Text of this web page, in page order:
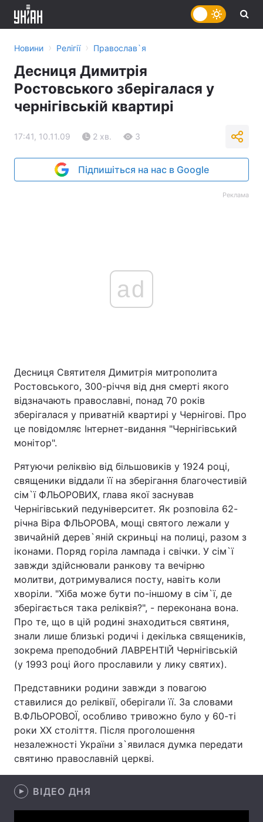
Головна Війна
Україна Політика
Економіка Світ
Спорт Наука
Зброя Інциденти
Здоров'я Туризм
Цікавинки Погода
Екологія
Лонгріди
Новини › Релігії › Православ`я
Десниця Димитрія
Ростовського зберігалася у
чернігівській квартирі
17:41, 10.11.09 2 хв. 3
Підпишіться на нас в Google
Реклама
ad
Десниця Святителя Димитрія митрополита
Ростовського, 300-річчя від дня смерті якого
відзначають православні, понад 70 років
зберігалася у приватній квартирі у Чернігові. Про
це повідомляє Інтернет-видання "Чернігівський
монітор".
Рятуючи реліквію від більшовиків у 1924 році,
священики віддали її на зберігання благочестивій
сім`ї ФЛЬОРОВИХ, глава якої заснував
Чернігівський педуніверситет. Як розповіла 62-
річна Віра ФЛЬОРОВА, мощі святого лежали у
звичайній дерев`яній скриньці на полиці, разом з
іконами. Поряд горіла лампада і свічки. У сім`ї
завжди здійснювали ранкову та вечірню
молитви, дотримувалися посту, навіть коли
хворіли. "Хіба може бути по-іншому в сім`ї, де
зберігається така реліквія?", - переконана вона.
Про те, що в цій родині знаходиться святиня,
знали лише близькі родичі і декілька священиків,
зокрема преподобний ЛАВРЕНТІЙ Чернігівській
(у 1993 році його прославили у лику святих).
Представники родини завжди з повагою
ставилися до реліквії, оберігали її. За словами
В.ФЛЬОРОВОЇ, особливо тривожно було у 60-ті
роки ХХ століття. Після проголошення
незалежності України з`явилася думка передати
святиню православній церкві.
ВІДЕО ДНЯ